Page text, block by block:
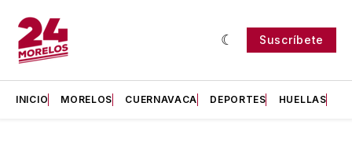
Suscríbete
INICIO MORELOS CUERNAVACA DEPORTES HUELLAS